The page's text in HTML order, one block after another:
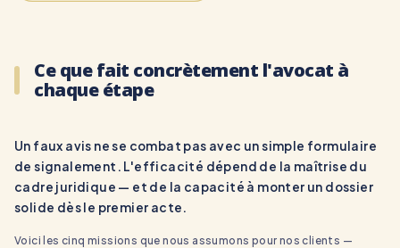
Ce que fait concrètement l'avocat à
chaque étape
Un faux avis ne se combat pas avec un simple formulaire
de signalement. L'efficacité dépend de la maîtrise du
cadre juridique — et de la capacité à monter un dossier
solide dès le premier acte.
Voici les cinq missions que nous assumons pour nos clients —